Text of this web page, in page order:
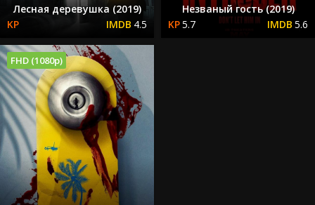
Лесная деревушка (2019)
4.5
Незваный гость (2019)
5.7
5.6
FHD (1080p)